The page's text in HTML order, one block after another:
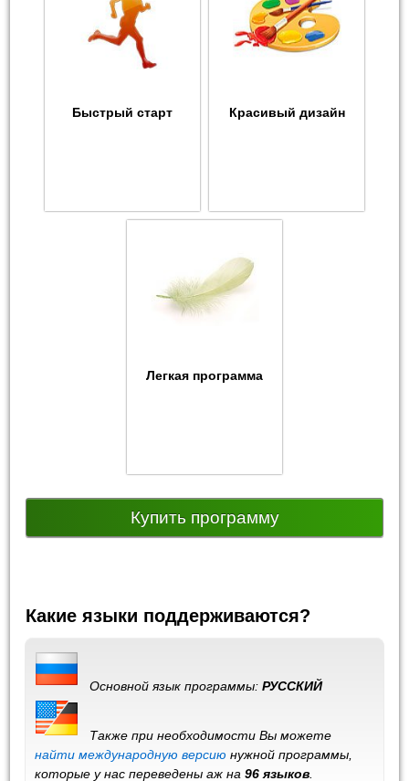
Быстрый старт Красивый дизайн
Легкая программа
Купить программу
Какие языки поддерживаются?
Основной язык программы:РУССКИЙ
Также при необходимости Вы можете
найти международную версию нужной программы,
которые у нас переведены аж на96 языков.